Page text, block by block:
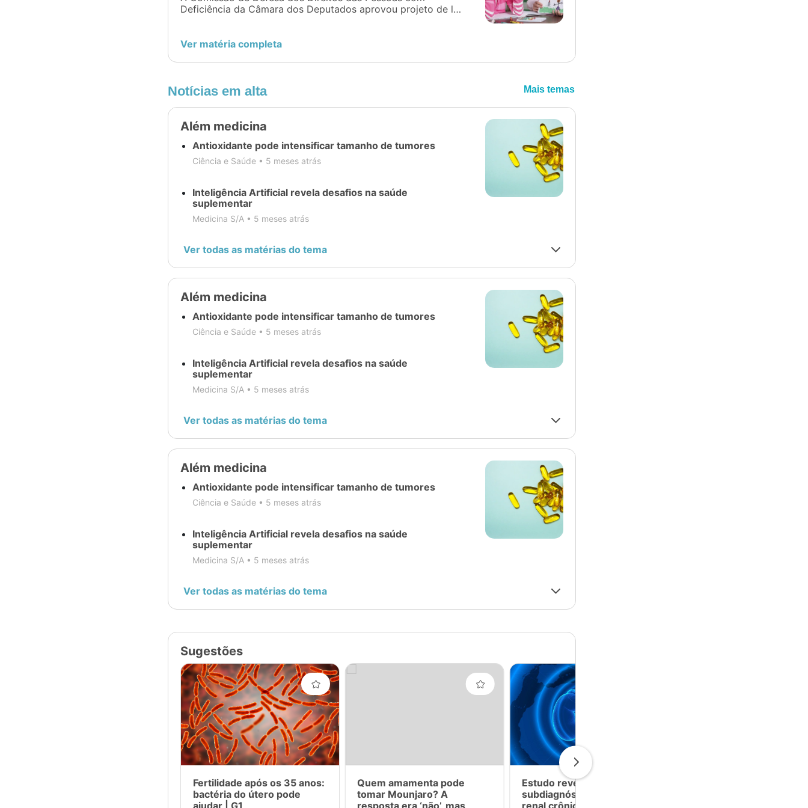
Deficiência da Câmara dos Deputados aprovou projeto de lei
autista (TEA). Estão previstas sessões de fonoaudiologia,
psicopedagogia, psicomotricista, musicoterapia e
Ver matéria completa
Notícias em alta Mais temas
Além medicina
Antioxidante pode intensificar tamanho de tumores
Ciência e Saúde • 5 meses atrás
Inteligência Artificial revela desafios na saúde
suplementar
Medicina S/A • 5 meses atrás
Ver todas as matérias do tema
Além medicina
Antioxidante pode intensificar tamanho de tumores
Ciência e Saúde • 5 meses atrás
Inteligência Artificial revela desafios na saúde
suplementar
Medicina S/A • 5 meses atrás
Ver todas as matérias do tema
Além medicina
Antioxidante pode intensificar tamanho de tumores
Ciência e Saúde • 5 meses atrás
Inteligência Artificial revela desafios na saúde
suplementar
Medicina S/A • 5 meses atrás
Ver todas as matérias do tema
Sugestões
Fertilidade após os 35 anos:
bactéria do útero pode
ajudar | G1
Quem amamenta pode
tomar Mounjaro? A
resposta era ‘não’, mas
Estudo revela
subdiagnóstico da doença
renal crônica no Brasil